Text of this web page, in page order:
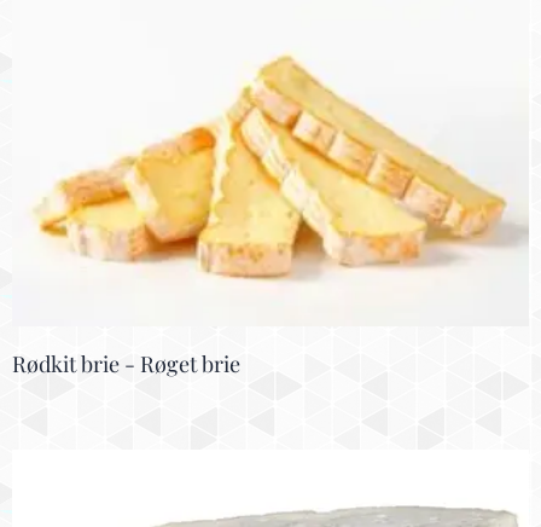
Rødkit brie - Røget brie